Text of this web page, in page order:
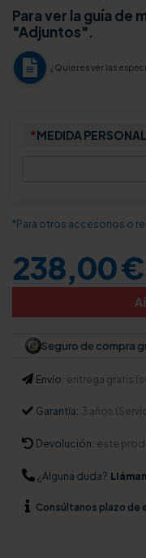
Para ver la guía de
"Adjuntos".
¿Quieres ver las
*MEDIDA
*Para otros accesorios o
238,00 €
Seguro de compra
Envío: entrega gratis
Garantía: 3 años
Devolución: este
¿Alguna duda?
Consúltanos plazo de